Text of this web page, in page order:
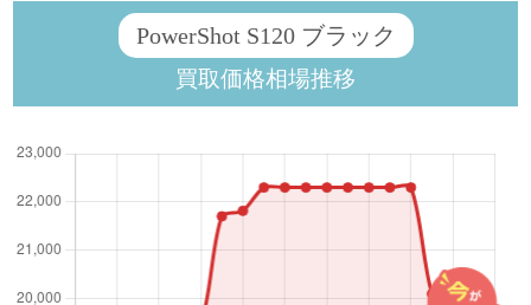
PowerShot S120 ブラック
買取価格相場推移